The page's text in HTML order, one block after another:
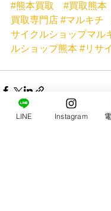
#熊本買取 #買取熊本
買取専門店 #マルキチ
サイクルショップマル
ルショップ熊本 #リサ
LINE Instagram